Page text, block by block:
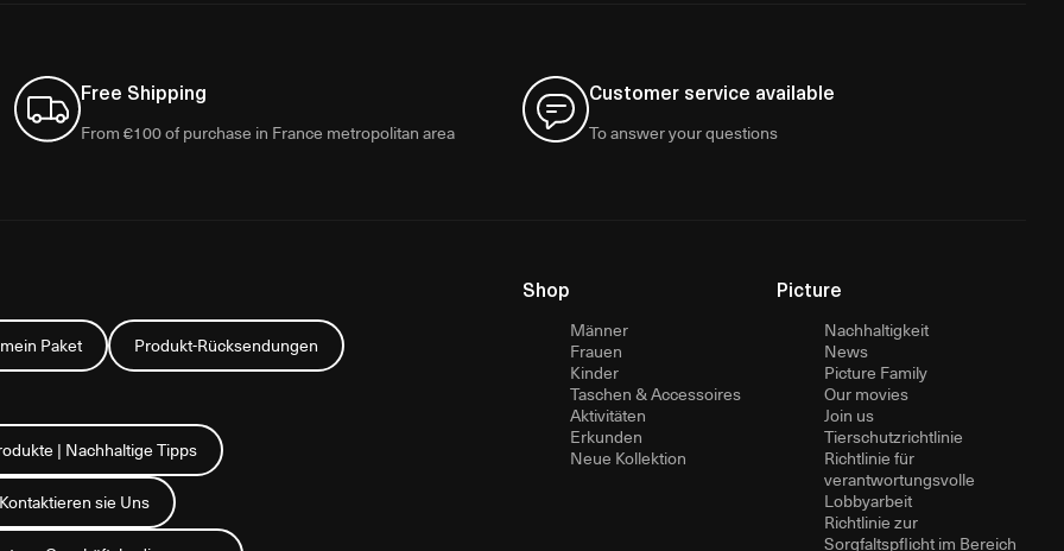
Free Shipping
From €100 of purchase in France metropolitan area
Customer service available
To answer your questions
Paket Produkt-Rücksendungen
| Nachhaltige Tipps
Kontaktieren sie Uns
Shop
Männer
Frauen
Kinder
Taschen & Accessoires
Aktivitäten
Erkunden
Neue Kollektion
Picture
Nachhaltigkeit
News
Picture Family
Our movies
Join us
Tierschutzrichtlinie
Richtlinie für
verantwortungsvolle
Lobbyarbeit
Richtlinie zur
Sorgfaltspflicht im Bereich